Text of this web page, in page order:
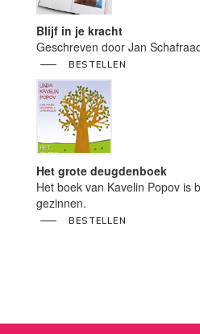
Blijf in je kracht
Geschreven door Jan
BESTELLEN
Het grote deugdenboek
Het boek van Kavelin Popov is
gezinnen.
BESTELLEN